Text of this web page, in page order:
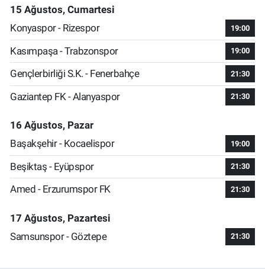
15 Ağustos, Cumartesi
Konyaspor - Rizespor
19:00
Kasımpaşa - Trabzonspor 19:00
Gençlerbirliği S.K. - Fenerbahçe 21:30
Gaziantep FK - Alanyaspor 21:30
16 Ağustos, Pazar
Başakşehir - Kocaelispor
19:00
Beşiktaş - Eyüpspor 21:30
Amed - Erzurumspor FK 21:30
17 Ağustos, Pazartesi
Samsunspor - Göztepe
21:30